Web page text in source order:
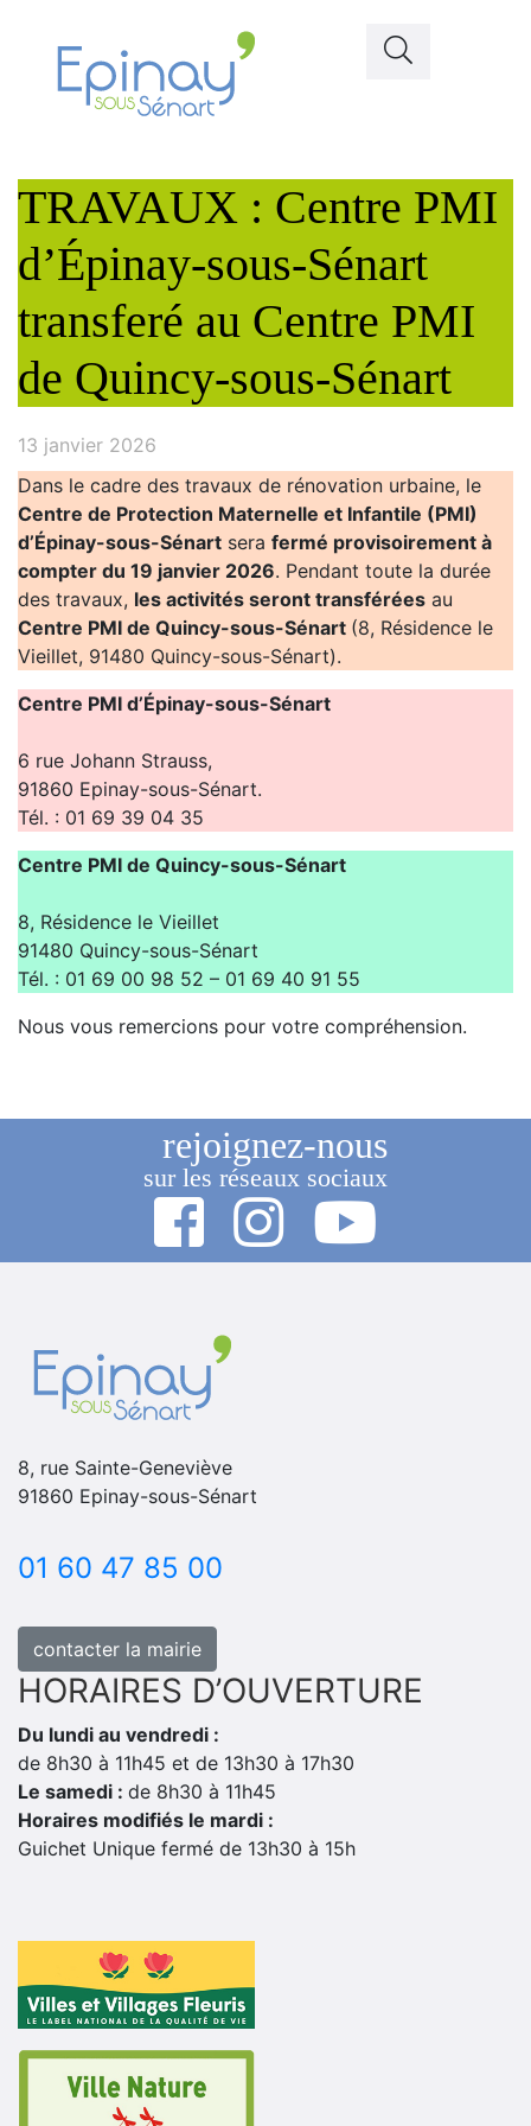
TRAVAUX : Centre PMI
d’Épinay-sous-Sénart
transferé au Centre PMI
de Quincy-sous-Sénart
13 janvier 2026
Dans le cadre des travaux de rénovation urbaine, le
Centre de Protection Maternelle et Infantile (PMI)
d’Épinay-sous-Sénart sera fermé provisoirement à
compter du 19 janvier 2026. Pendant toute la durée
des travaux, les activités seront transférées au
Centre PMI de Quincy-sous-Sénart (8, Résidence le
Vieillet, 91480 Quincy-sous-Sénart).
Centre PMI d’Épinay-sous-Sénart
6 rue Johann Strauss,
91860 Epinay-sous-Sénart.
Tél. : 01 69 39 04 35
Centre PMI de Quincy-sous-Sénart
8, Résidence le Vieillet
91480 Quincy-sous-Sénart
Tél. : 01 69 00 98 52 – 01 69 40 91 55
Nous vous remercions pour votre compréhension.
rejoignez-nous
sur les réseaux sociaux
8, rue Sainte-Geneviève
91860 Epinay-sous-Sénart
01 60 47 85 00
contacter la mairie
HORAIRES D’OUVERTURE
Du lundi au vendredi :
de 8h30 à 11h45 et de 13h30 à 17h30
Le samedi : de 8h30 à 11h45
Horaires modifiés le mardi :
Guichet Unique fermé de 13h30 à 15h